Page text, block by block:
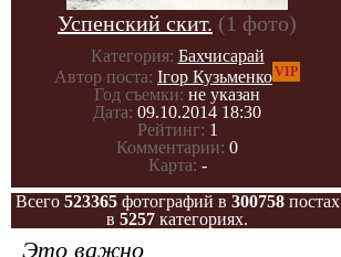
Успенский скит. (1 фото)
Категория: Бахчисарай
Автор поста: Ігор КузьменкоVIP
Год съемки: не указан
Дата: 09.10.2014 18:30
Рейтинг: 1
Комментарии: 0
Карта: -
Всего 523365фотографий в 300758постах
в 5257 категориях.
Это важно